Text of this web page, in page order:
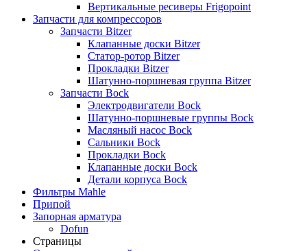
Вертикальные ресиверы Frigopoint
Запчасти для компрессоров
Запчасти Bitzer
Клапанные доски Bitzer
Статор-ротор Bitzer
Прокладки Bitzer
Шатунно-поршневая группа Bitzer
Запчасти Bock
Электродвигатели Bock
Шатунно-поршневые группы Bock
Масляный насос Bock
Сальники Bock
Прокладки Bock
Клапанные доски Bock
Детали корпуса Bock
Фильтры Mahle
Припой
Запорная арматура
Dofun
Страницы